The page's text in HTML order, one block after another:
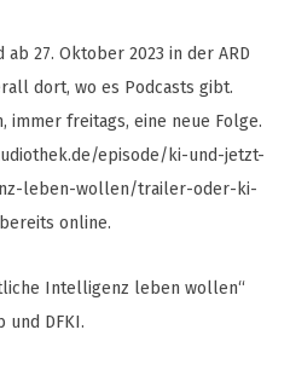
27. Oktober 2023 in der ARD
dort, wo es Podcasts gibt.
immer freitags, eine neue Folge.
episode/ki-und-jetzt-
leben-wollen/trailer-oder-ki-
online.
Intelligenz leben wollen“
DFKI.